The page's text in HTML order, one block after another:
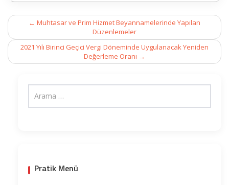
Post
navigation
← Muhtasar ve Prim Hizmet Beyannamelerinde Yapılan
Düzenlemeler
2021 Yılı Birinci Geçici Vergi Döneminde Uygulanacak Yeniden
Değerleme Oranı →
Pratik Menü